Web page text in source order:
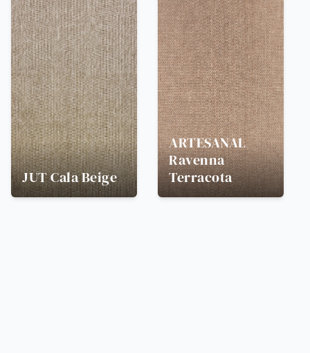
JUTCala Beige
ARTESANAL
Ravenna
Terracota